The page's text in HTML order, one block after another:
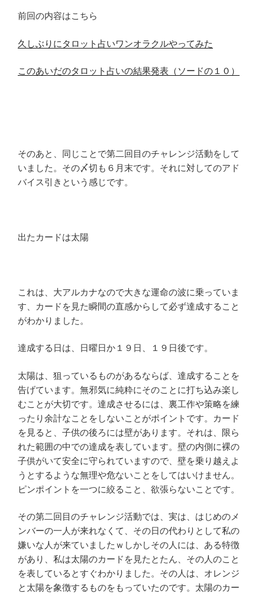
前回の内容はこちら
久しぶりにタロット占いワンオラクルやってみた
このあいだのタロット占いの結果発表（ソードの１０）
そのあと、同じことで第二回目のチャレンジ活動をして
いました。その〆切も６月末です。それに対してのアド
バイス引きという感じです。
出たカードは太陽
これは、大アルカナなので大きな運命の波に乗っていま
す、カードを見た瞬間の直感からして必ず達成すること
がわかりました。
達成する日は、日曜日か１９日、１９日後です。
太陽は、狙っているものがあるならば、達成することを
告げています。無邪気に純粋にそのことに打ち込み楽し
むことが大切です。達成させるには、裏工作や策略を練
ったり余計なことをしないことがポイントです。カード
を見ると、子供の後ろには壁があります。それは、限ら
れた範囲の中での達成を表しています。壁の内側に裸の
子供がいて安全に守られていますので、壁を乗り越えよ
うとするような無理や危ないことをしてはいけません。
ピンポイントを一つに絞ること、欲張らないことです。
その第二回目のチャレンジ活動では、実は、はじめのメ
ンバーの一人が来れなくて、その日の代わりとして私の
嫌いな人が来ていましたｗしかしその人には、ある特徴
があり、私は太陽のカードを見たとたん、その人のこと
を表しているとすぐわかりました。その人は、オレンジ
と太陽を象徴するものをもっていたのです。太陽のカー